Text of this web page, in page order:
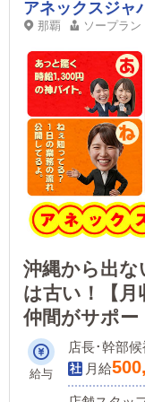
アネックスジャ
那覇 ソープラン
沖縄から出
は古い！【月
仲間がサポー
も活躍できる
直結する環境
なし。
給与
店長･幹部
月給